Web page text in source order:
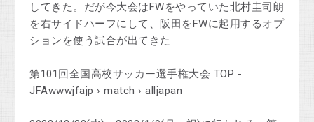
してきた。だが今大会はFWをやっていた北村圭司朗
を右サイドハーフにして、阪田をFWに起用するオプ
ションを使う試合が出てきた
第101回全国高校サッカー選手権大会 TOP -
JFAwwwjfajp › match › alljapan